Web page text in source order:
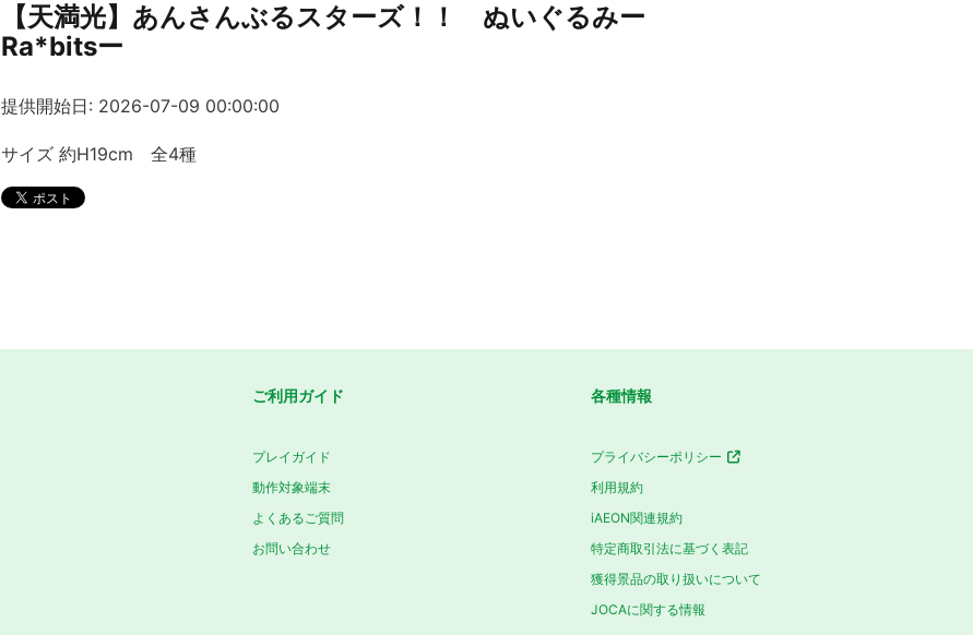
【天満光】あんさんぶるスターズ！！ ぬいぐるみー
Ra*bitsー
提供開始日: 2026-07-09 00:00:00
サイズ 約H19cm 全4種
ご利用ガイド
プレイガイド
動作対象端末
よくあるご質問
お問い合わせ
各種情報
プライバシーポリシー
利用規約
iAEON関連規約
特定商取引法に基づく表記
獲得景品の取り扱いについて
JOCAに関する情報